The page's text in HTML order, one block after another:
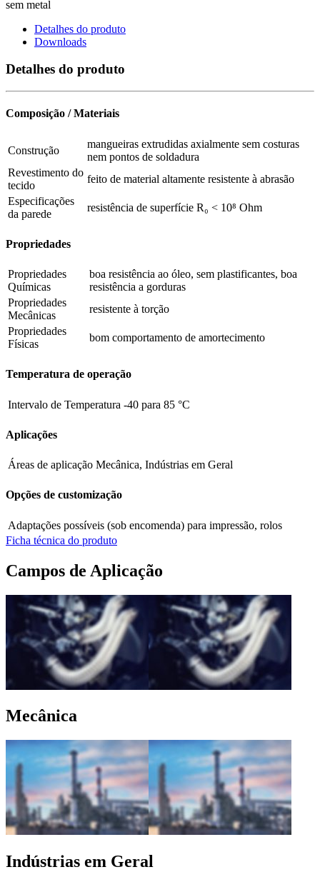
sem metal
Detalhes do produto
Downloads
Detalhes do produto
Composição / Materiais
Construção
mangueiras extrudidas axialmente sem costuras
nem pontos de soldadura
Revestimento do
tecido
feito de material altamente resistente à abrasão
Especificações
da parede
resistência de superfície R₀ < 10⁸ Ohm
Propriedades
Propriedades
Químicas
boa resistência ao óleo, sem plastificantes, boa
resistência a gorduras
Propriedades
Mecânicas
resistente à torção
Propriedades
Físicas
bom comportamento de amortecimento
Temperatura de operação
Intervalo de Temperatura -40 para 85 °C
Aplicações
Áreas de aplicação Mecânica, Indústrias em Geral
Opções de customização
Adaptações possíveis (sob encomenda) para impressão, rolos
Ficha técnica do produto
Campos de Aplicação
Mecânica
Indústrias em Geral